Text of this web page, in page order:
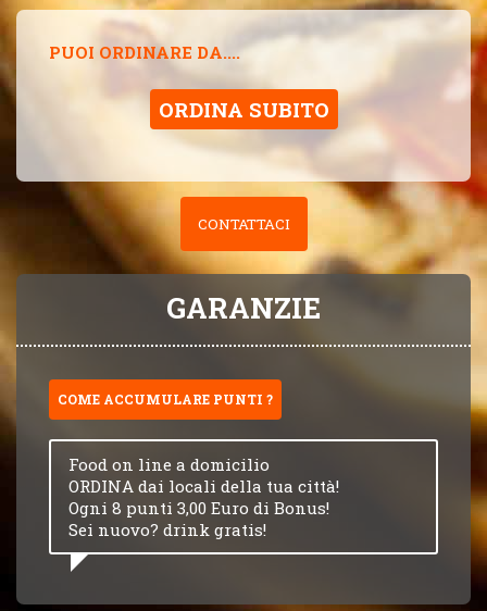
PUOI ORDINARE DA....
ORDINA SUBITO
CONTATTACI
GARANZIE
COME ACCUMULARE PUNTI ?
Food on line a domicilio
ORDINA dai locali della tua città!
Ogni 8 punti 3,00 Euro di Bonus!
Sei nuovo? drink gratis!